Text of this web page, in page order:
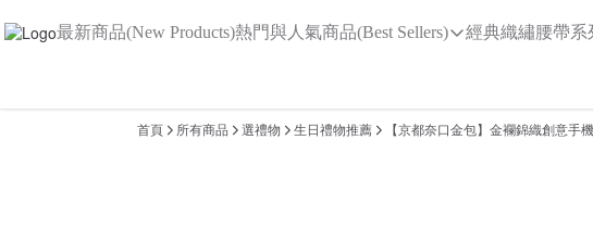
最新商品(New Products)熱門與人氣商品(Best Sellers) 經典織繡腰帶系
首頁 所有商品 選禮物 生日禮物推薦 【京都奈口金包】金襴錦織創意